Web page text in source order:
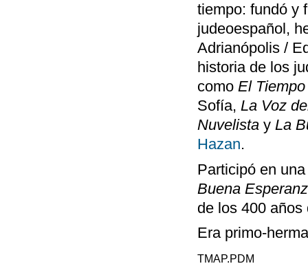
tiempo: fundó y
judeoespañol,
Adrianópolis /
historia de los
como El Tiempo
Sofía, La Voz
Nuvelista y La
Hazan.
Participó en
Buena
de los 400
Era primo-
TMAP.PDM